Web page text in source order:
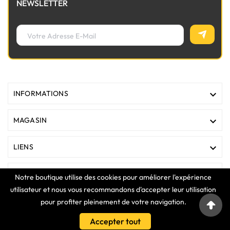
Notre boutique utilise des cookies pour améliorer l'expérience
utilisateur et nous vous recommandons d'accepter leur utilisation
pour profiter pleinement de votre navigation.
Accepter tout
NEWSLETTER
INFORMATIONS 
MAGASIN 
LIENS 
VOTRE COMPTE 
COPYRIGHT © 2025 Clavier Express